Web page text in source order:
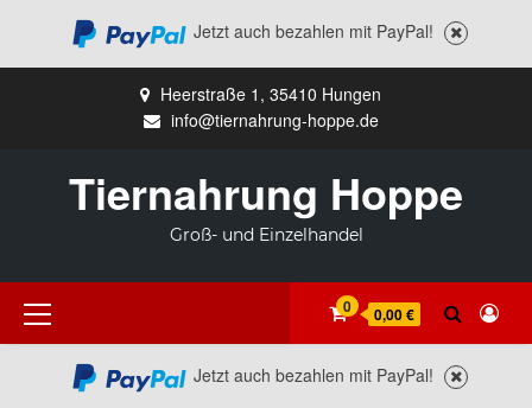
Jetzt auch bezahlen mit PayPal!
Heerstraße 1, 35410 Hungen
info@tiernahrung-hoppe.de
Tiernahrung Hoppe
Groß- und Einzelhandel
Primäres
Menü
0 0,00 €
Jetzt auch bezahlen mit PayPal!